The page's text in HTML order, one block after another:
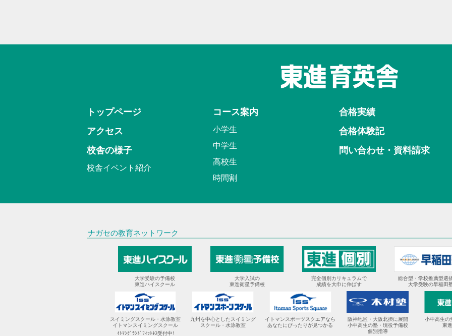
トップページ
アクセス
校舎の様子
校舎イベント紹介
コース案内
小学生
中学生
高校生
時間割
合格実績
合格体験記
問い合わせ・資料請求
ナガセの教育ネットワーク
大学受験の予備校
東進ハイスクール
大学入試の
東進衛星予備校
完全個別カリキュラムで
成績を大巾に伸ばす
総合型・学校推薦型選
大学受験の早稲田
スイミングスクール・水泳教室
イトマンスイミングスクール
ｲﾄﾏﾝｸﾞﾗﾝﾄﾞﾌｨｯﾄﾈｽ受付中!
九州を中心としたスイミング
スクール・水泳教室
イトマンスポーツスクエアなら
あなたにぴったりが見つかる
阪神地区・大阪北摂に展開
小中高生の塾・現役予備校
個別指導
小中高生の
東